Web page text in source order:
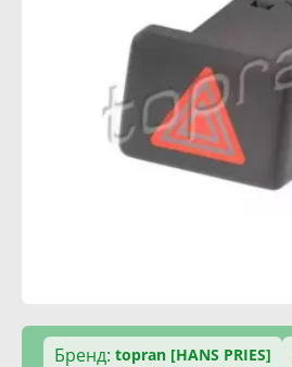
Бренд: topran [HANS PRIES]